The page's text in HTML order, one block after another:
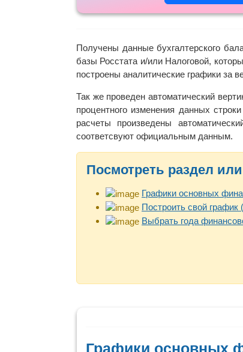
Получены данные бухгалтерского
базы Росстата и/или Налоговой,
построены аналитические графики за
Так же проведен автоматический
процентного изменения данных
расчеты произведены
соответсвуют официальным данным.
Посмотреть раздел
Графики основных
Построить свой график
Выбрать года
Графики основных